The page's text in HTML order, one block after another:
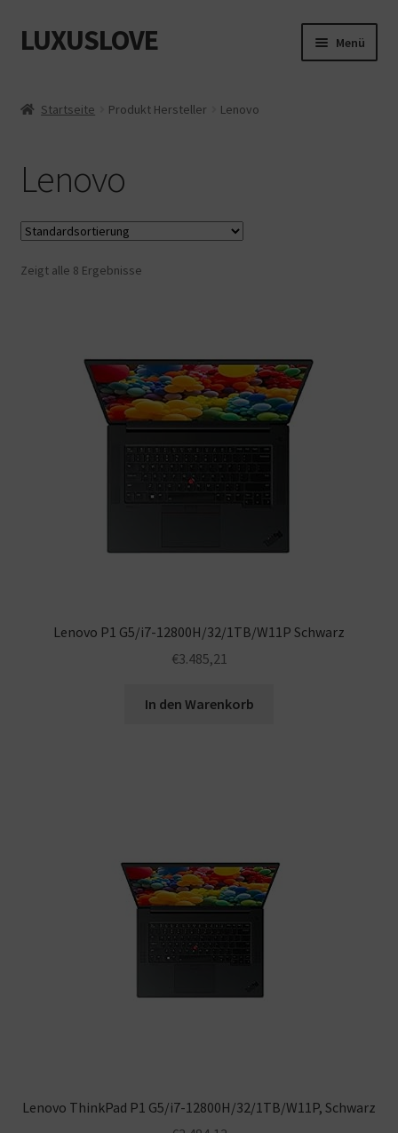
Zur
Navigation
Zum
Inhalt
LUXUSLOVE Menü
Datenschutz
Impressum
Kasse
Startseite Produkt Hersteller ‎Lenovo
‎Lenovo
Zeigt alle 8 Ergebnisse
Lenovo P1 G5/i7-12800H/32/1TB/W11P Schwarz
€3.485,21
In den Warenkorb
Lenovo ThinkPad P1 G5/i7-12800H/32/1TB/W11P, Schwarz